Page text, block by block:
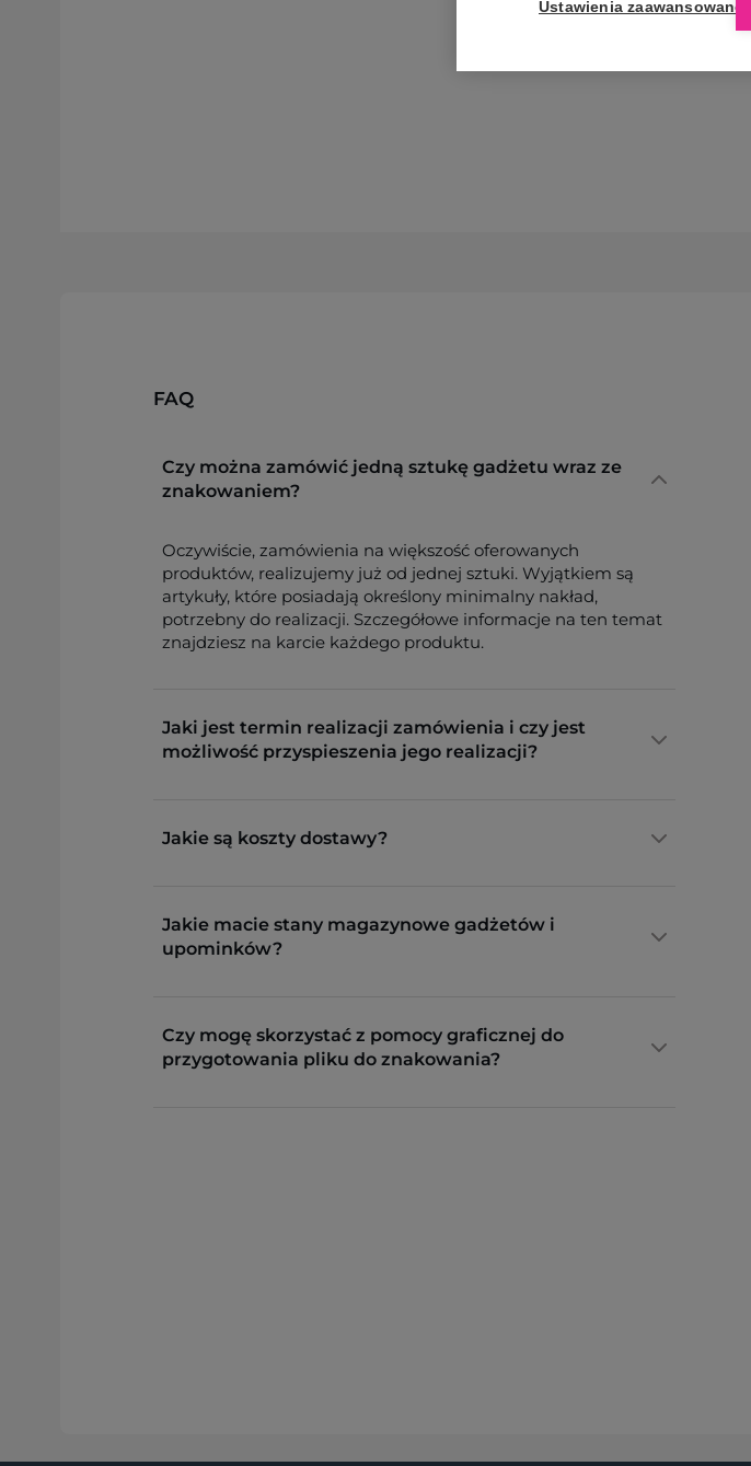
Ustawienia zaawansowane
FAQ
Czy można zamówić jedną sztukę gadżetu wraz ze
znakowaniem?
Oczywiście, zamówienia na większość oferowanych
produktów, realizujemy już od jednej sztuki. Wyjątkiem są
artykuły, które posiadają określony minimalny nakład,
potrzebny do realizacji. Szczegółowe informacje na ten temat
znajdziesz na karcie każdego produktu.
Jaki jest termin realizacji zamówienia i czy jest
możliwość przyspieszenia jego realizacji?
Jakie są koszty dostawy?
Jakie macie stany magazynowe gadżetów i
upominków?
Czy mogę skorzystać z pomocy graficznej do
przygotowania pliku do znakowania?